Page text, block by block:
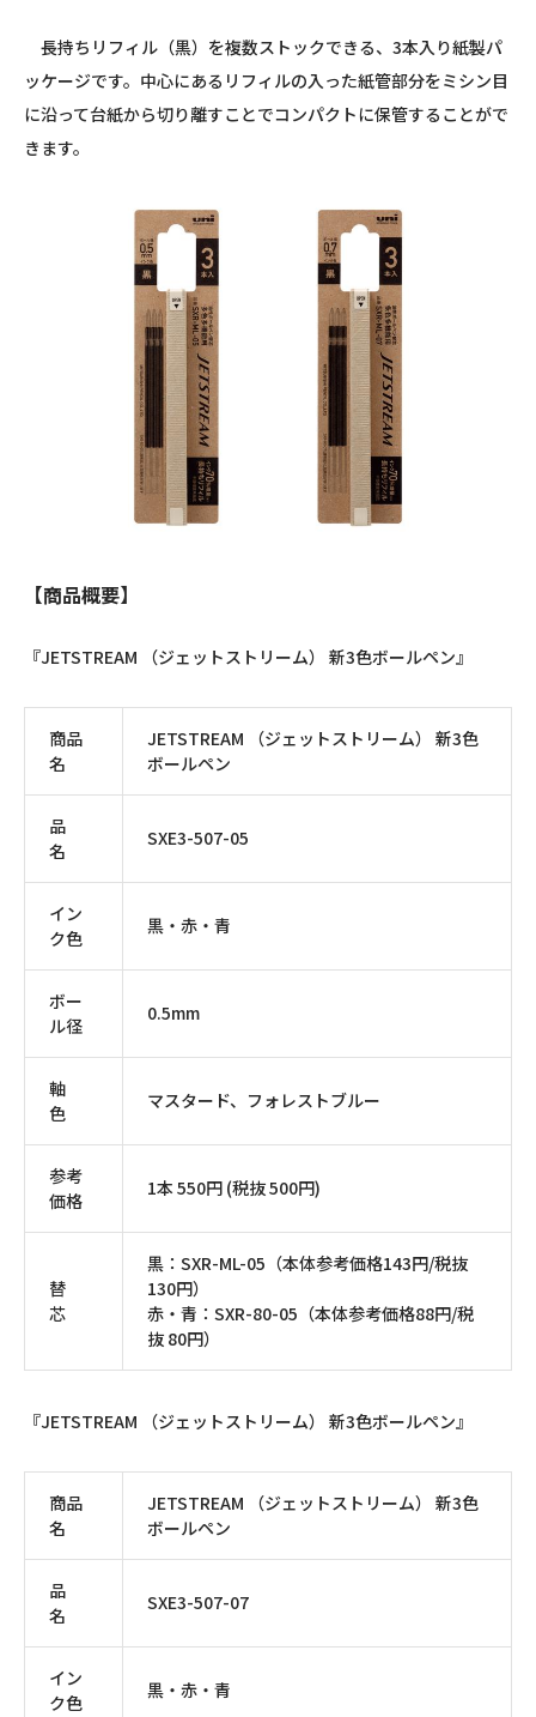
長持ちリフィル（黒）を複数ストックできる、3本入り紙製パ
ッケージです。中心にあるリフィルの入った紙管部分をミシン目
に沿って台紙から切り離すことでコンパクトに保管することがで
きます。
【商品概要】
『JETSTREAM （ジェットストリーム） 新3色ボールペン』
商品
名
JETSTREAM （ジェットストリーム） 新3色
ボールペン
品
名
SXE3-507-05
イン
ク色
黒・赤・青
ボー
ル径
0.5mm
軸
色
マスタード、フォレストブルー
参考
価格
1本 550円 (税抜 500円)
替
芯
黒：SXR-ML-05（本体参考価格143円/税抜
130円）
赤・青：SXR-80-05（本体参考価格88円/税
抜 80円）
『JETSTREAM （ジェットストリーム） 新3色ボールペン』
商品
名
JETSTREAM （ジェットストリーム） 新3色
ボールペン
品
名
SXE3-507-07
イン
ク色
黒・赤・青